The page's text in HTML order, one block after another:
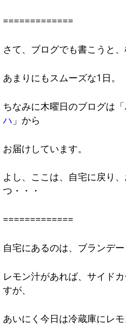
=============
さて、ブログでも書こうと、
あまりにもスムーズな1日。
ちなみに木曜日のブログは「
ハ 」から
お届けしています。
よし、ここは、自宅に戻り
つ・・・
=============
自宅にあるのは、ブランデー
レモン汁があれば、サイド
すが、
あいにく今日は冷蔵庫にレモ